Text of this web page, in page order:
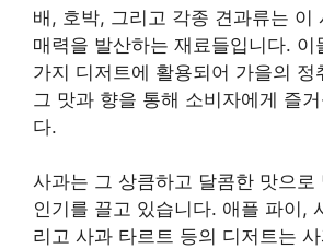
배, 호박, 그리고 각종 견과류는 이
매력을 발산하는 재료들입니다. 이
가지 디저트에 활용되어 가을의 정
그 맛과 향을 통해 소비자에게 즐
다.
사과는 그 상큼하고 달콤한 맛으로
인기를 끌고 있습니다. 애플 파이,
리고 사과 타르트 등의 디저트는